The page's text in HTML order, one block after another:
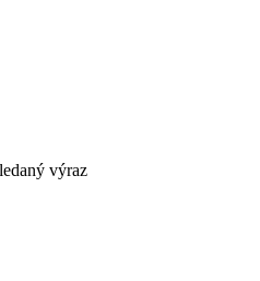
výraz